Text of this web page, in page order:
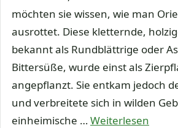
möchten sie wissen, wie man
ausrottet. Diese kletternde,
bekannt als Rundblättrige oder
Bittersüße, wurde einst als
angepflanzt. Sie entkam jedoch
und verbreitete sich in wilden
einheimische …Weiterlesen